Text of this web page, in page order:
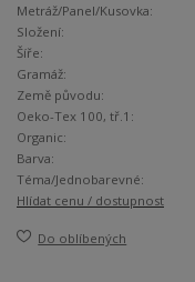
Metráž/Panel/Kusovka:
Složení:
Šíře:
Gramáž:
Země původu:
Oeko-Tex 100, tř.1:
Organic:
Barva:
Téma/Jednobarevné:
Hlídat cenu / dostupnost
Do oblíbených